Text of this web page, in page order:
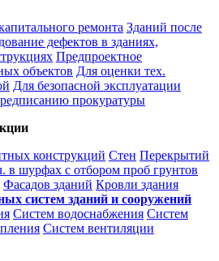
ремонта Зданий после
дефектов в зданиях,
Предпроектное
объектов Для оценки тех.
Для безопасной эксплуатации
прокуратуры
конструкций Стен Перекрытий
в шурфах с отбором проб грунтов
Фасадов зданий Кровли здания
систем зданий и сооружений
Систем водоснабжения Систем
Систем вентиляции